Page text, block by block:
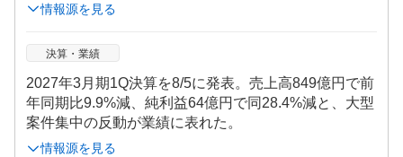
情報源を見る
決算・業績
2027年3月期1Q決算を8/5に発表。売上高849億円で前
年同期比9.9%減、純利益64億円で同28.4%減と、大型
案件集中の反動が業績に表れた。
情報源を見る